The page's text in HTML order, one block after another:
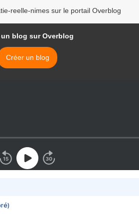
reelle-nimes sur le portail Overblog
un blog sur Overblog
Créer un blog